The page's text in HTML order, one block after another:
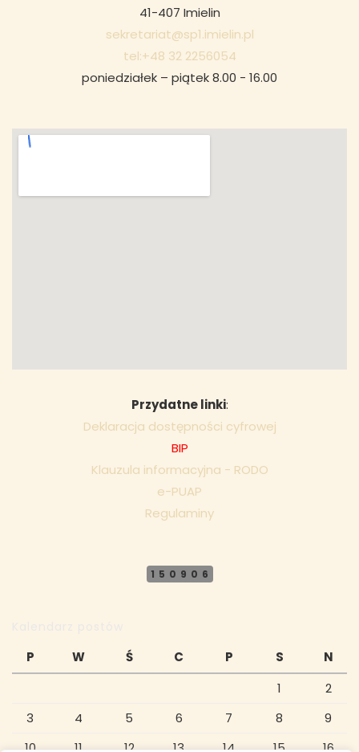
41-407 Imielin
sekretariat@sp1.imielin.pl
tel:+48 32 2256054
poniedziałek – piątek 8.00 - 16.00
Przydatne linki:
Deklaracja dostępności cyfrowej
BIP
Klauzula informacyjna - RODO
e-PUAP
Regulaminy
150906
P W Ś C P S
N
1
2
3
4 5 6 7 8
9
10
11 12 13 14 15 16